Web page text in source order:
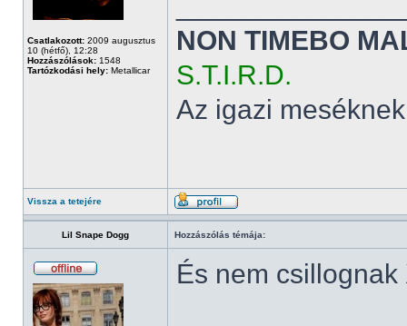
Csatlakozott: 2009 augusztus
10 (hétfő), 12:28
Hozzászólások: 1548
Tartózkodási hely: Metallicar
NON TIMEBO
S.T.I.R.D.
Az igazi
Vissza a tetejére
Lil Snape Dogg Hozzászólás témája:
És nem csillognak